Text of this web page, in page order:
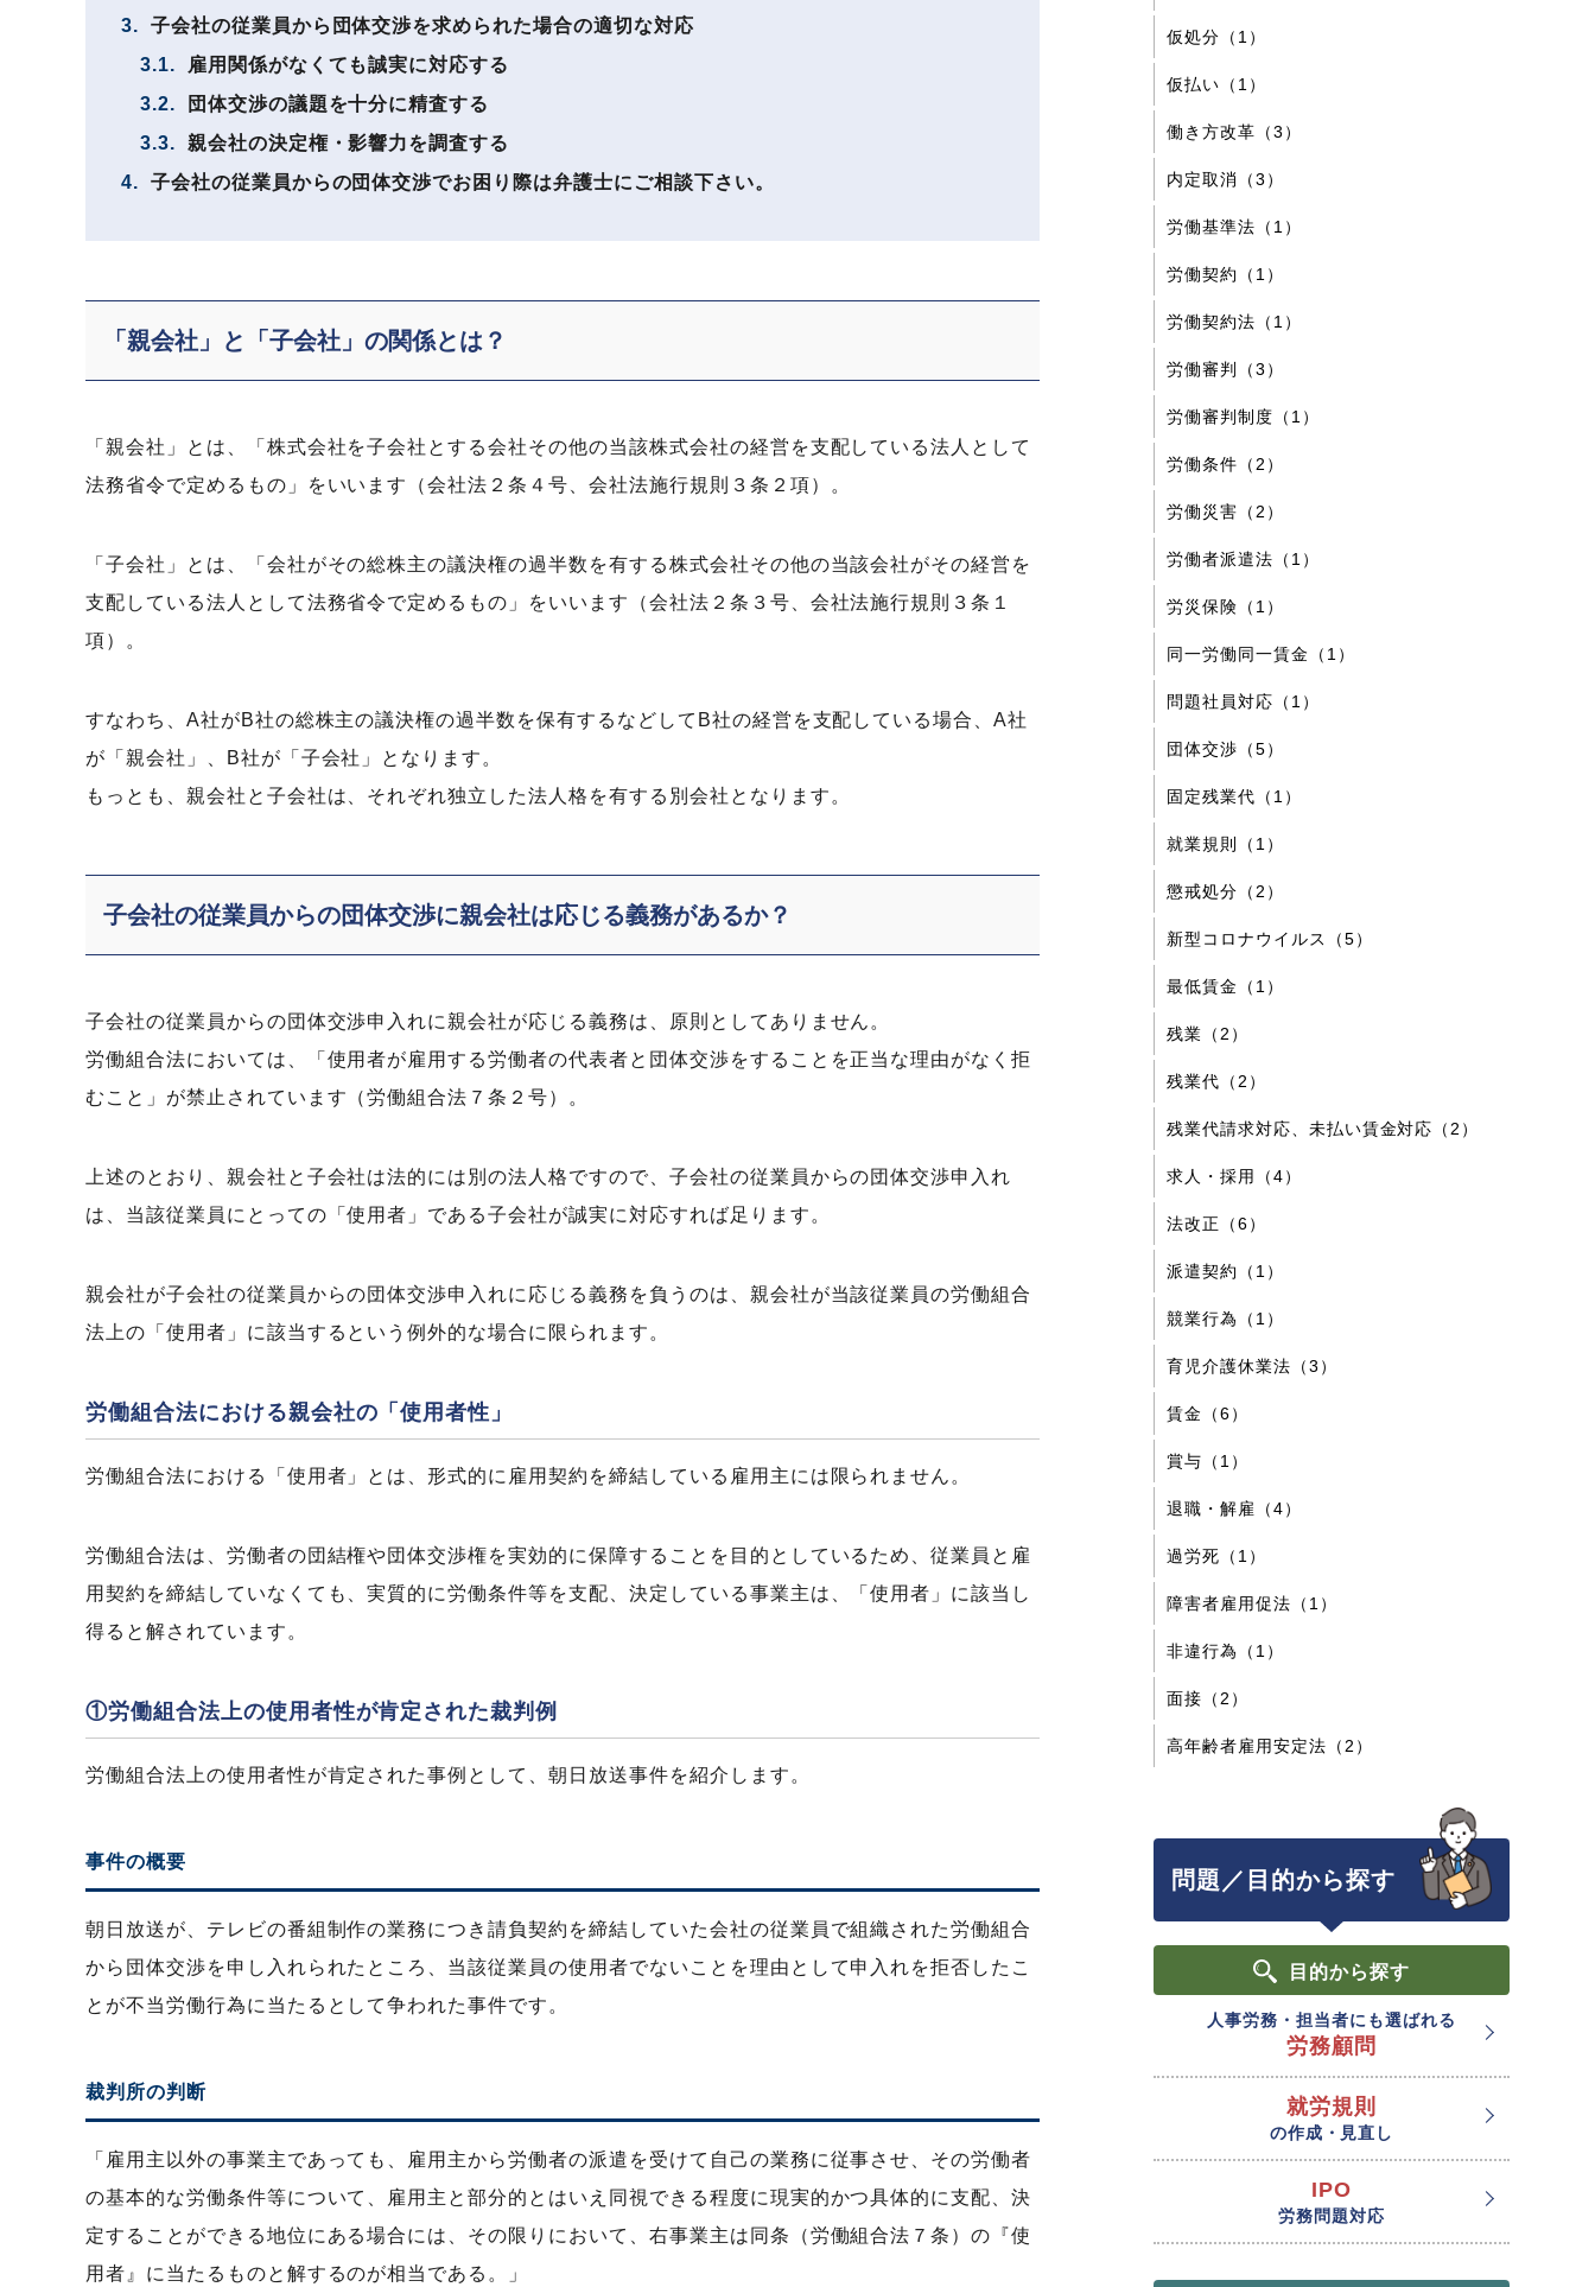
3.
子会社の従業員から団体交渉を求められた場合の適切な対応
3.1.
雇用関係がなくても誠実に対応する
3.2.
団体交渉の議題を十分に精査する
3.3.
親会社の決定権・影響力を調査する
4.
子会社の従業員からの団体交渉でお困り際は弁護士にご相談下さい。
「親会社」と「子会社」の関係とは？
「親会社」とは、「株式会社を子会社とする会社その他の当該株式会社の経営を支配している法人として
法務省令で定めるもの」をいいます（会社法２条４号、会社法施行規則３条２項）。
「子会社」とは、「会社がその総株主の議決権の過半数を有する株式会社その他の当該会社がその経営を
支配している法人として法務省令で定めるもの」をいいます（会社法２条３号、会社法施行規則３条１
項）。
すなわち、A社がB社の総株主の議決権の過半数を保有するなどしてB社の経営を支配している場合、A社
が「親会社」、B社が「子会社」となります。
もっとも、親会社と子会社は、それぞれ独立した法人格を有する別会社となります。
子会社の従業員からの団体交渉に親会社は応じる義務があるか？
子会社の従業員からの団体交渉申入れに親会社が応じる義務は、原則としてありません。
労働組合法においては、「使用者が雇用する労働者の代表者と団体交渉をすることを正当な理由がなく拒
むこと」が禁止されています（労働組合法７条２号）。
上述のとおり、親会社と子会社は法的には別の法人格ですので、子会社の従業員からの団体交渉申入れ
は、当該従業員にとっての「使用者」である子会社が誠実に対応すれば足ります。
親会社が子会社の従業員からの団体交渉申入れに応じる義務を負うのは、親会社が当該従業員の労働組合
法上の「使用者」に該当するという例外的な場合に限られます。
労働組合法における親会社の「使用者性」
労働組合法における「使用者」とは、形式的に雇用契約を締結している雇用主には限られません。
労働組合法は、労働者の団結権や団体交渉権を実効的に保障することを目的としているため、従業員と雇
用契約を締結していなくても、実質的に労働条件等を支配、決定している事業主は、「使用者」に該当し
得ると解されています。
①労働組合法上の使用者性が肯定された裁判例
労働組合法上の使用者性が肯定された事例として、朝日放送事件を紹介します。
事件の概要
朝日放送が、テレビの番組制作の業務につき請負契約を締結していた会社の従業員で組織された労働組合
から団体交渉を申し入れられたところ、当該従業員の使用者でないことを理由として申入れを拒否したこ
とが不当労働行為に当たるとして争われた事件です。
裁判所の判断
「雇用主以外の事業主であっても、雇用主から労働者の派遣を受けて自己の業務に従事させ、その労働者
の基本的な労働条件等について、雇用主と部分的とはいえ同視できる程度に現実的かつ具体的に支配、決
定することができる地位にある場合には、その限りにおいて、右事業主は同条（労働組合法７条）の『使
用者』に当たるものと解するのが相当である。」
仮処分（1）
仮払い（1）
働き方改革（3）
内定取消（3）
労働基準法（1）
労働契約（1）
労働契約法（1）
労働審判（3）
労働審判制度（1）
労働条件（2）
労働災害（2）
労働者派遣法（1）
労災保険（1）
同一労働同一賃金（1）
問題社員対応（1）
団体交渉（5）
固定残業代（1）
就業規則（1）
懲戒処分（2）
新型コロナウイルス（5）
最低賃金（1）
残業（2）
残業代（2）
残業代請求対応、未払い賃金対応（2）
求人・採用（4）
法改正（6）
派遣契約（1）
競業行為（1）
育児介護休業法（3）
賃金（6）
賞与（1）
退職・解雇（4）
過労死（1）
障害者雇用促法（1）
非違行為（1）
面接（2）
高年齢者雇用安定法（2）
問題／目的から探す
目的から探す
人事労務・担当者にも選ばれる
労務顧問
就労規則
の作成・見直し
IPO
労務問題対応